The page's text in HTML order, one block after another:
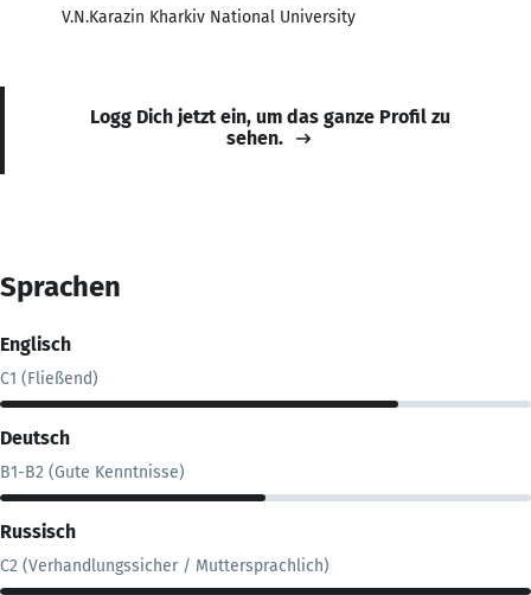
V.N.Karazin Kharkiv National University
Logg Dich jetzt ein, um das ganze Profil zu
sehen.
Sprachen
Englisch
C1 (Fließend)
Deutsch
B1-B2 (Gute Kenntnisse)
Russisch
C2 (Verhandlungssicher / Muttersprachlich)